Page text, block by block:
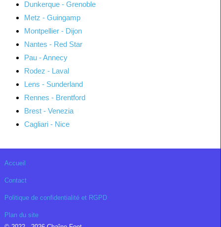
Dunkerque - Grenoble
Metz - Guingamp
Montpellier - Dijon
Nantes - Red Star
Pau - Annecy
Rodez - Laval
Lens - Sunderland
Rennes - Brentford
Brest - Venezia
Cagliari - Nice
Accueil
Contact
Politique de confidentialité et RGPD
Plan du site